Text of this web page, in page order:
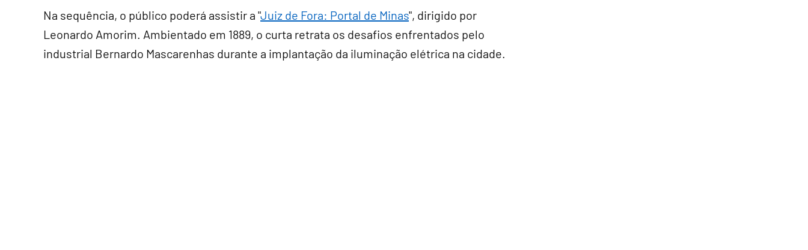
Na sequência, o público poderá assistir a "Juiz de Fora: Portal de Minas", dirigido por
Leonardo Amorim. Ambientado em 1889, o curta retrata os desafios enfrentados pelo
industrial Bernardo Mascarenhas durante a implantação da iluminação elétrica na cidade.